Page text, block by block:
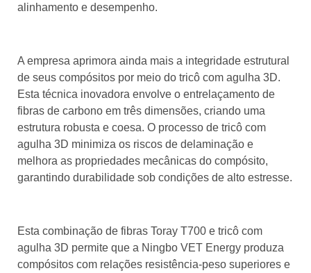
alinhamento e desempenho.
A empresa aprimora ainda mais a integridade estrutural
de seus compósitos por meio do tricô com agulha 3D.
Esta técnica inovadora envolve o entrelaçamento de
fibras de carbono em três dimensões, criando uma
estrutura robusta e coesa. O processo de tricô com
agulha 3D minimiza os riscos de delaminação e
melhora as propriedades mecânicas do compósito,
garantindo durabilidade sob condições de alto estresse.
Esta combinação de fibras Toray T700 e tricô com
agulha 3D permite que a Ningbo VET Energy produza
compósitos com relações resistência-peso superiores e